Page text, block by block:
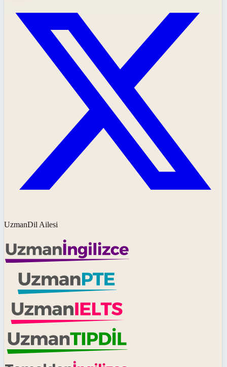
UzmanDil Ailesi